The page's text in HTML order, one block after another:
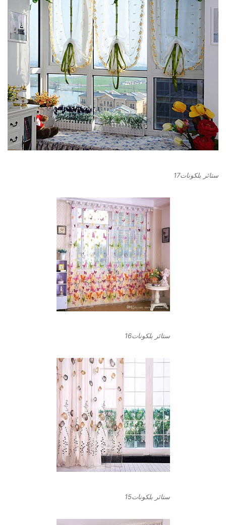
ستائر بلكونات17
ستائر بلكونات16
ستائر بلكونات15